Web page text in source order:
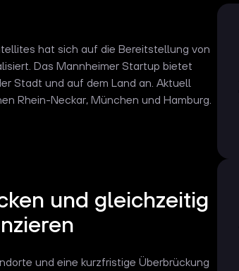
hat sich auf die Bereitstellung von
Das Mannheimer Startup bietet
Stadt und auf dem Land an. Aktuell
Rhein-Neckar, München und Hamburg.
und gleichzeitig
und eine kurzfristige Überbrückung